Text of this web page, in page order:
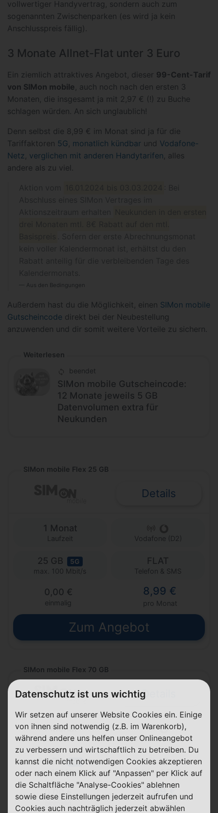
vollwertiger Handyvertrag, sondern auch zum
sogenannten Zwischenparken (es wird ja kein
Anschlusspreis fällig).
3 Monate Allnet-Flat unter 3 Euro
Ein ziemlich attraktives Angebot, dieser 99-Cent-Tarif
von SIMon mobile, auch noch nach den ersten 3
Monaten, die insgesamt ja mit 2,97 € (!) zu Buche
schlagen würden. An sich unglaublich!
Denn selbst die 8,99 € im Monat sind ja für die
Tariffaktoren 5G, monatlich kündbar und Vodafone-
Netz, verglichen mit anderen Handytarifen, alles
andere als zu viel.
Aus den Bedingungen
Außerdem hast du die Möglichkeit, einen SIMon mobile
Gutscheincode direkt bei der Neubestellung
anzuwenden und dir somit weitere Vorteile zu sichern.
Weiterlesen
beendet
SIMon mobile Gutscheincode:
12 Monate jeweils 5 GB
Datenvolumen extra für
Neukunden
SIMon mobile Flex 25 GB
Details
1 Monat
Laufzeit Vodafone (D2)
25 GB 5G
max. 100 Mbit/s
FLAT
Telefon & SMS
0,00 €
einmalig
8,99 €
pro Monat
Zum Angebot
SIMon mobile Flex 70 GB
Details
1 Monat
Laufzeit Vodafone (D2)
70 GB 5G
max. 150 Mbit/s
FLAT
Telefon & SMS
0,00 €
einmalig
9,99 €
pro Monat
Datenschutz ist uns wichtig
Wir setzen auf unserer Website Cookies ein. Einige
von ihnen sind notwendig (z.B. im Warenkorb),
während andere uns helfen unser Onlineangebot
zu verbessern und wirtschaftlich zu betreiben. Du
kannst die nicht notwendigen Cookies akzeptieren
oder nach einem Klick auf "Anpassen" per Klick auf
die Schaltfläche "Analyse-Cookies" ablehnen
sowie diese Einstellungen jederzeit aufrufen und
Cookies auch nachträglich jederzeit abwählen